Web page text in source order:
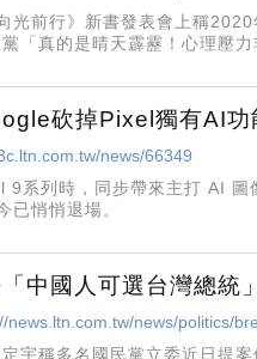
光前行》新書發表會上稱
「真的是晴天霹靂！心理壓
砍掉Pixel獨有AI
news/66349
系列時，同步帶來主打 AI
已悄悄退場。
中國人可選台灣總統
news.ltn.com.tw/news/politics/
宇稱多名國民黨立委近日提